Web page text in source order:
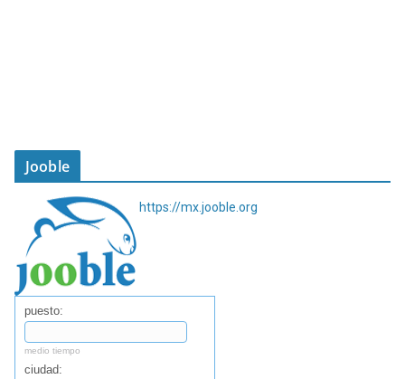
Jooble
https://mx.jooble.org
puesto:
medio tiempo
ciudad: